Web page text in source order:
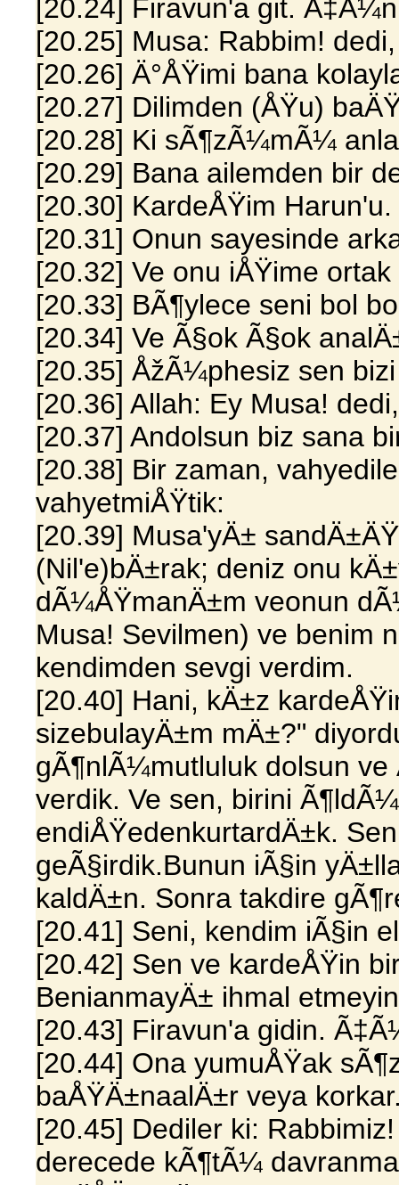
[20.24] Firavun'a git.
[20.25] Musa: Rabbim!
[20.26] Ä°ÅŸimi bana
[20.27] Dilimden (ÅŸu)
[20.28] Ki sÃ¶zÃ¼mÃ¼
[20.29] Bana ailemden bir
[20.30] KardeÅŸim Harun'u.
[20.31] Onun sayesinde
[20.32] Ve onu iÅŸime ortak
[20.33] BÃ¶ylece seni bol
[20.34] Ve Ã§ok Ã§ok
[20.35] ÅžÃ¼phesiz sen
[20.36] Allah: Ey Musa!
[20.37] Andolsun biz sana
[20.38] Bir zaman,
vahyetmiÅŸtik:
[20.39] Musa'yÄ±
(Nil'e)bÄ±rak; deniz onu
dÃ¼ÅŸmanÄ±m veonun
Musa! Sevilmen) ve benim
kendimden sevgi verdim.
[20.40] Hani, kÄ±z
sizebulayÄ±m mÄ±?"
gÃ¶nlÃ¼mutluluk dolsun
verdik. Ve sen, birini
endiÅŸedenkurtardÄ±k.
geÃ§irdik.Bunun iÃ§in
kaldÄ±n. Sonra takdire
[20.41] Seni, kendim iÃ§in
[20.42] Sen ve kardeÅŸin
BenianmayÄ± ihmal
[20.43] Firavun'a gidin.
[20.44] Ona yumuÅŸak
baÅŸÄ±naalÄ±r veya
[20.45] Dediler ki:
derecede kÃ¶tÃ¼